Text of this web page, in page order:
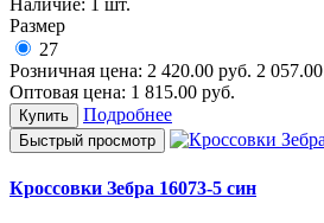
Размер
27
Розничная цена: 2 420.00 руб. 2 057.00
Оптовая цена: 1 815.00 руб.
Купить Подробнее
Быстрый просмотр
Кроссовки Зебра 16073-5 син